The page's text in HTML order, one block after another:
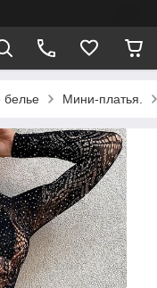
белье Мини-платья.